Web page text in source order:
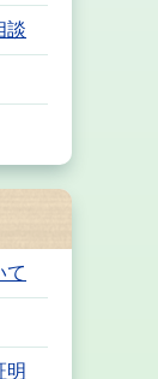
談
て
明